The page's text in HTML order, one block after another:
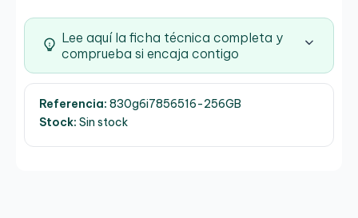
Lee aquí la ficha técnica completa y
comprueba si encaja contigo
Referencia: 830g6i7856516-256GB
Stock: Sin stock